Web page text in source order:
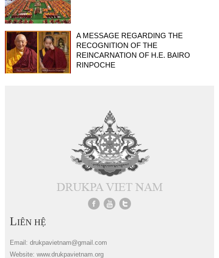
A MESSAGE REGARDING THE
RECOGNITION OF THE
REINCARNATION OF H.E. BAIRO
RINPOCHE
LIÊN HỆ
Email: drukpavietnam@gmail.com
Website: www.drukpavietnam.org